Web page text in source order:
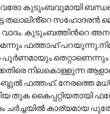
കുടുംബവുമായി
തലാലിൻ്റെ സഹോദരൻ
വാദം. കുടുംബത്തിൻറെ
ഫത്താഹ്
നിലകൊള്ളുന്ന
ഫത്തഹ്. നേരത്തെ
തുക കൈപ്പറ്റിയതായി
ചർച്ചയിൽ കാര്യമായ